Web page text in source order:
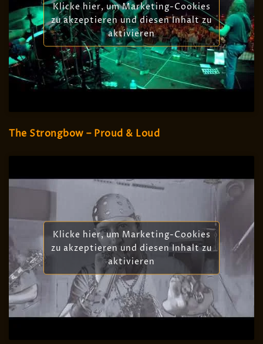
Klicke hier, um Marketing-Cookies
zu akzeptieren und diesen Inhalt zu
aktivieren
The Strongbow – Proud & Loud
Klicke hier, um Marketing-Cookies
zu akzeptieren und diesen Inhalt zu
aktivieren